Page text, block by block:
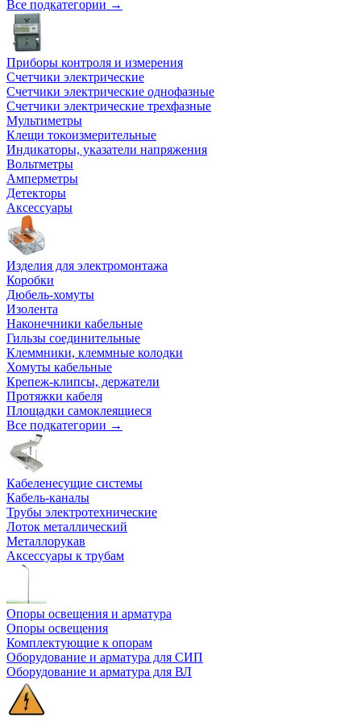
Все подкатегории →
Приборы контроля и измерения
Счетчики электрические
Счетчики электрические однофазные
Счетчики электрические трехфазные
Мультиметры
Клещи токоизмерительные
Индикаторы, указатели напряжения
Вольтметры
Амперметры
Детекторы
Аксессуары
Изделия для электромонтажа
Коробки
Дюбель-хомуты
Изолента
Наконечники кабельные
Гильзы соединительные
Клеммники, клеммные колодки
Хомуты кабельные
Крепеж-клипсы, держатели
Протяжки кабеля
Площадки самоклеящиеся
Все подкатегории →
Кабеленесущие системы
Кабель-каналы
Трубы электротехнические
Лоток металлический
Металлорукав
Аксессуары к трубам
Опоры освещения и арматура
Опоры освещения
Комплектующие к опорам
Оборудование и арматура для СИП
Оборудование и арматура для ВЛ